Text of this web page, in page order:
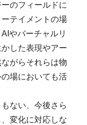
のフィールドに
テイメントの場
やバーチャルリ
した表現やアー
がらそれらは物
場においても活
ない、今後さら
変化に対応しな